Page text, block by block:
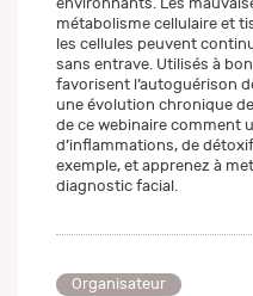
métabolisme cellulaire et
les cellules peuvent
sans entrave. Utilisés à
favorisent l’autoguérison
une évolution chronique
de ce webinaire comment
d’inflammations, de
exemple, et apprenez à
diagnostic facial.
Organisateur